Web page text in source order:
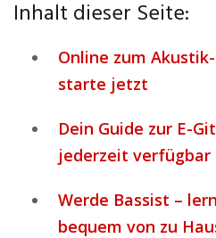
Inhalt dieser Seite:
Online zum
starte jetzt
Dein Guide zur E-
jederzeit verfügbar
Werde Bassist –
bequem von zu